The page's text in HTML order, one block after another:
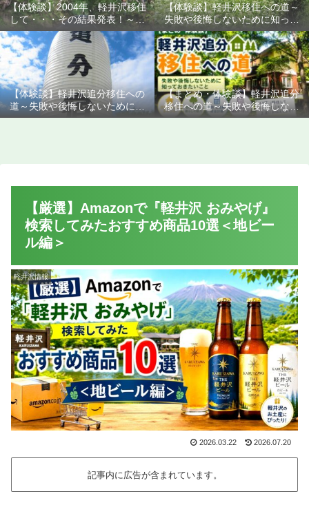
【体験談】2004年、軽井沢移住
して・・・その結果発表！～失
敗や後悔しないために知ってお
きたいこと
【体験談】軽井沢移住への道～
失敗や後悔しないために知って
おきたいこと
【体験談】軽井沢追分移住への
道～失敗や後悔しないために知
っておきたいこと
【まとめ・体験談】軽井沢追分
移住への道～失敗や後悔しない
ために知っておきたいこと
【厳選】Amazonで『軽井沢 おみやげ』
検索してみたおすすめ商品10選＜地ビー
ル編＞
軽井沢情報
2026.03.22 2026.07.20
記事内に広告が含まれています。